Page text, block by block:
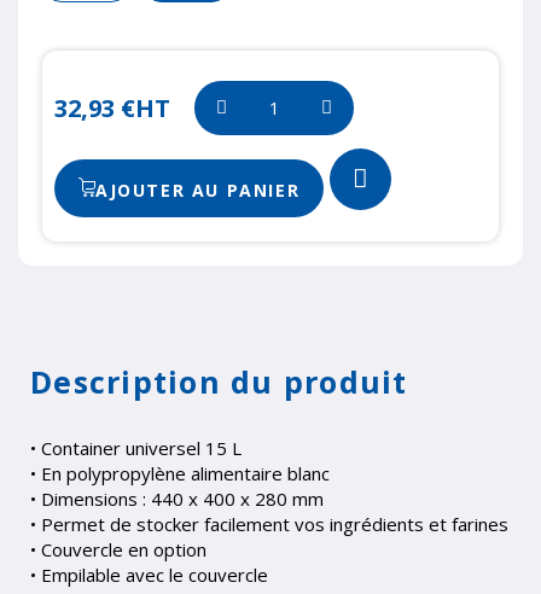
32,93 €HT
AJOUTER AU PANIER
Description du produit
• Container universel 15 L
• En polypropylène alimentaire blanc
• Dimensions : 440 x 400 x 280 mm
• Permet de stocker facilement vos ingrédients et farines
• Couvercle en option
• Empilable avec le couvercle